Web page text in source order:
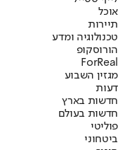
אוכל
תיירות
טכנולוגיה ומדע
הורוסקופ
ForReal
מגזין השבוע
דעות
חדשות בארץ
חדשות בעולם
פוליטי
ביטחוני